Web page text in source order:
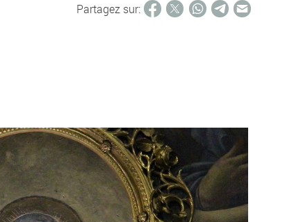
Partagez sur: